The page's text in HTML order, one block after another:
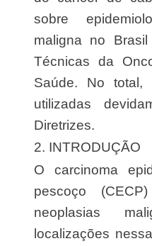
sobre
maligna no
Técnicas da
Saúde. No total,
utilizadas
Diretrizes.
2. INTRODUÇÃO
O carcinoma epidermoide de cabeça e
pescoço
neoplasias
localizações